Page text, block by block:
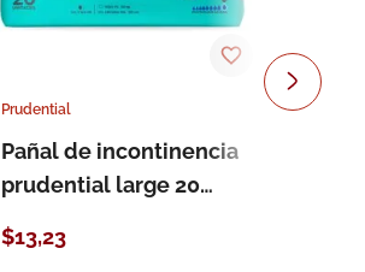
Prudential
Pañal de incontinencia
prudential large 20
$13,23